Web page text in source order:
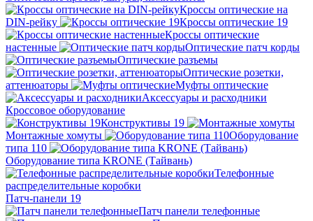
Кроссы оптические на
DIN-рейку
Кроссы оптические 19
Кроссы оптические
настенные
Оптические патч корды
Оптические разъемы
Оптические розетки,
аттенюаторы
Муфты оптические
Аксессуары и расходники
Кроссовое оборудование
Конструктивы 19
Монтажные хомуты
Оборудование
типа 110
Оборудование типа KRONE (Тайвань)
Телефонные
распределительные коробки
Патч-панели 19
Патч панели телефонные